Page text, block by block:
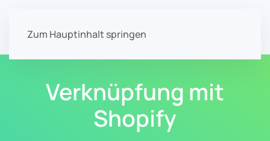
Zum Hauptinhalt springen
Verknüpfung mit
Shopify